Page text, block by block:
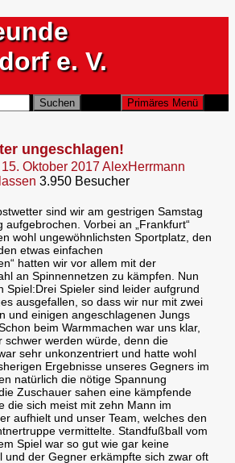
e. V.
Primäres Menü
ungeschlagen!
15. Oktober 2017 AlexHerrmann
3.950 Besucher
sind wir am gestrigen Samstag
aufgebrochen. Vorbei an „Frankfurt“
wohl ungewöhnlichsten Sportplatz, den
etwas einfachen
hatten wir vor allem mit der
an Spinnennetzen zu kämpfen. Nun
Spiel:Drei Spieler sind leider aufgrund
ausgefallen, so dass wir nur mit zwei
und einigen angeschlagenen Jungs
beim Warmmachen war uns klar,
schwer werden würde, denn die
sehr unkonzentriert und hatte wohl
Ergebnisse unseres Gegners im
natürlich die nötige Spannung
Zuschauer sahen eine kämpfende
die sich meist mit zehn Mann im
aufhielt und unser Team, welches den
vermittelte. Standfußball vom
Spiel war so gut wie gar keine
und der Gegner erkämpfte sich zwar oft